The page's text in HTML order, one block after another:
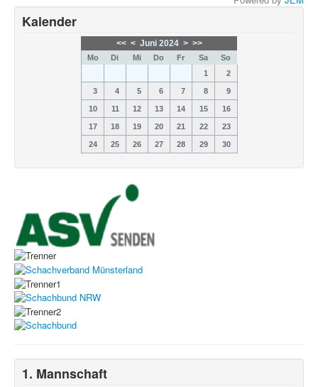
Kalender
<< < Juni 2024 > >>
Mo Di Mi Do Fr Sa
So
1
2
3 4 5 6 7 8 9
10 11 12 13 14 15 16
17 18 19 20 21 22 23
24 25 26 27 28 29 30
1. Mannschaft